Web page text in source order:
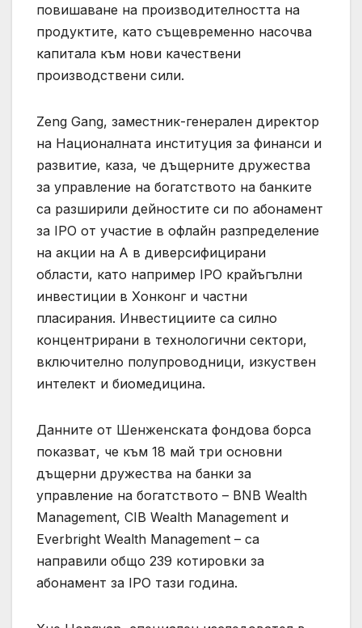
повишаване на производителността на
продуктите, като същевременно насочва
капитала към нови качествени
производствени сили.
Zeng Gang, заместник-генерален директор
на Националната институция за финанси и
развитие, каза, че дъщерните дружества
за управление на богатството на банките
са разширили дейностите си по абонамент
за IPO от участие в офлайн разпределение
на акции на A в диверсифицирани
области, като например IPO крайъгълни
инвестиции в Хонконг и частни
пласирания. Инвестициите са силно
концентрирани в технологични сектори,
включително полупроводници, изкуствен
интелект и биомедицина.
Данните от Шенженската фондова борса
показват, че към 18 май три основни
дъщерни дружества на банки за
управление на богатството – BNB Wealth
Management, CIB Wealth Management и
Everbright Wealth Management – ​​са
направили общо 239 котировки за
абонамент за IPO тази година.